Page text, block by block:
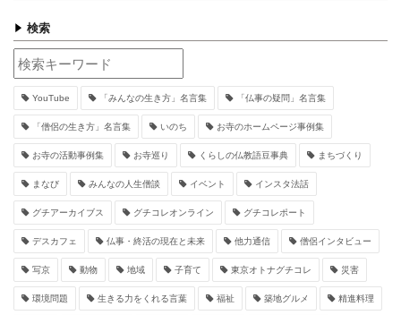
検索
YouTube 「みんなの生き方」名言集 「仏事の疑問」名言集
「僧侶の生き方」名言集 いのち お寺のホームページ事例集
お寺の活動事例集 お寺巡り くらしの仏教語豆事典 まちづくり
まなび みんなの人生僧談 イベント インスタ法話
グチアーカイブス グチコレオンライン グチコレポート
デスカフェ 仏事・終活の現在と未来 他力通信 僧侶インタビュー
写京 動物 地域 子育て 東京オトナグチコレ 災害
環境問題 生きる力をくれる言葉 福祉 築地グルメ 精進料理